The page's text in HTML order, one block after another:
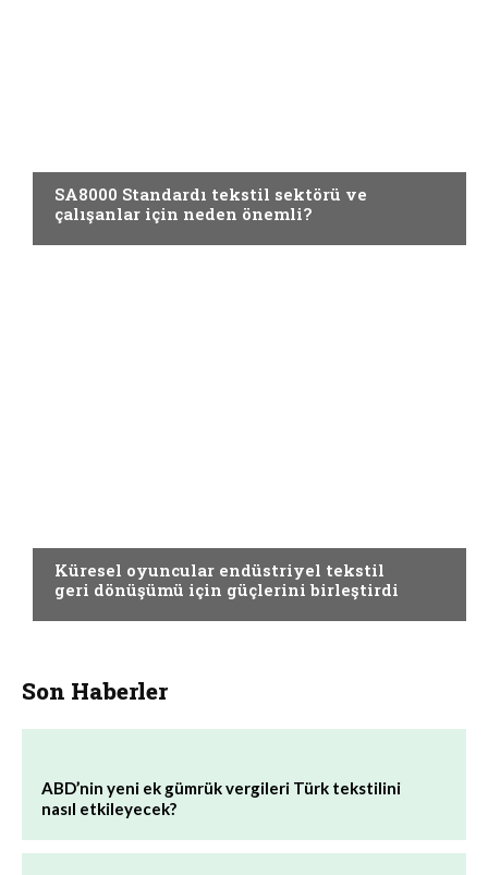
SA8000 Standardı tekstil sektörü ve
çalışanlar için neden önemli?
Küresel oyuncular endüstriyel tekstil
geri dönüşümü için güçlerini birleştirdi
Son Haberler
ABD’nin yeni ek gümrük vergileri Türk tekstilini
nasıl etkileyecek?